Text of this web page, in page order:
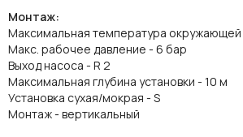
Монтаж:
Максимальная температура
Макс. рабочее давление - 6 бар
Выход насоса - R 2
Максимальная глубина установки - 10 м
Установка сухая/мокрая - S
Монтаж - вертикальный